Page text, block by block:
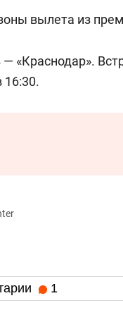
вылета из
«Краснодар».
16:30.
1